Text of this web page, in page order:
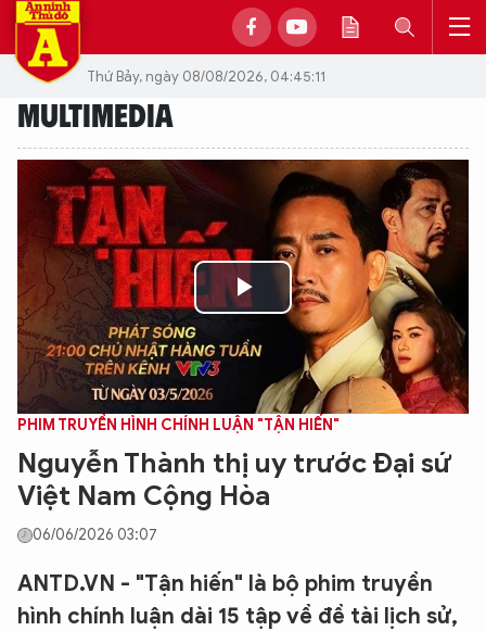
Thứ Bảy, ngày 08/08/2026, 04:45:11
MULTIMEDIA
Play
Video
PHIM TRUYỀN HÌNH CHÍNH LUẬN "TẬN HIẾN"
Nguyễn Thành thị uy trước Đại sứ
Việt Nam Cộng Hòa
06/06/2026 03:07
ANTD.VN - "Tận hiến" là bộ phim truyền
hình chính luận dài 15 tập về đề tài lịch sử,